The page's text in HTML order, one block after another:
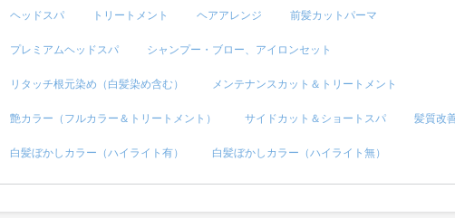
ヘッドスパ トリートメント ヘアアレンジ 前髪カットパーマ
プレミアムヘッドスパ シャンプー・ブロー、アイロンセット
リタッチ根元染め（白髪染め含む） メンテナンスカット＆トリートメント
艶カラー（フルカラー＆トリートメント） サイドカット＆ショートスパ 髪質改
白髪ぼかしカラー（ハイライト有） 白髪ぼかしカラー（ハイライト無）